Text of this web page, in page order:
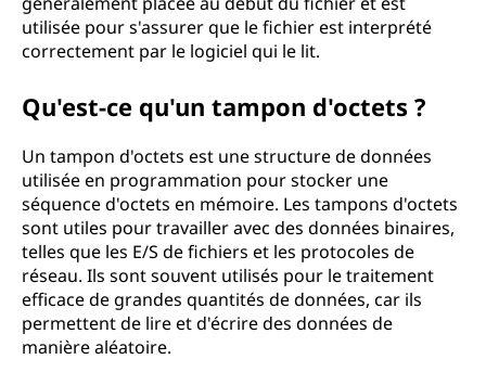
utilisée pour s'assurer que le fichier est interprété
correctement par le logiciel qui le lit.
Qu'est-ce qu'un tampon d'octets ?
Un tampon d'octets est une structure de données
utilisée en programmation pour stocker une
séquence d'octets en mémoire. Les tampons d'octets
sont utiles pour travailler avec des données binaires,
telles que les E/S de fichiers et les protocoles de
réseau. Ils sont souvent utilisés pour le traitement
efficace de grandes quantités de données, car ils
permettent de lire et d'écrire des données de
manière aléatoire.